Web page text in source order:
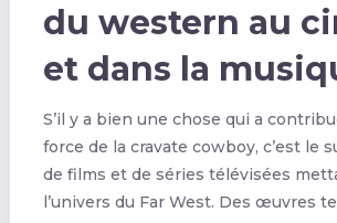
du western au
et dans la
S’il y a bien une chose qui a
force de la cravate cowboy, c’est le
de films et de séries télévisées
l’univers du Far West. Des œuvres